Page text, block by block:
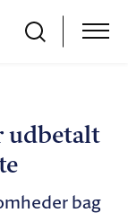
udbetalt
bag